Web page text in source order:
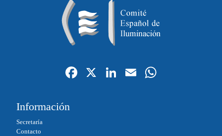
Fa
X
Li
E
Información
Secretaría
Contacto